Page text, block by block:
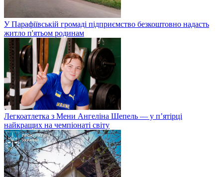
У Парафіївській громаді підприємство безкоштовно надасть
житло п'ятьом родинам
Легкоатлетка з Мени Ангеліна Шепель — у п’ятірці
найкращих на чемпіонаті світу